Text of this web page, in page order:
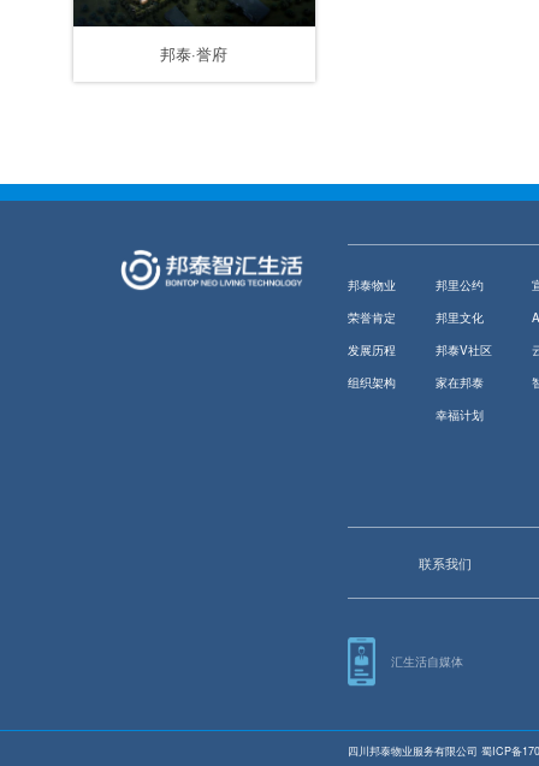
邦泰·誉府
邦泰物业
荣誉肯定
发展历程
组织架构
邦里公约
邦里文化
邦泰V社区
家在邦泰
幸福计划
联系我们
汇生活自媒体
四川邦泰物业服务有限公司 蜀ICP备